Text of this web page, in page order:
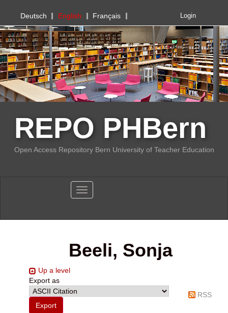
PHBern
Deutsch English Français Login
REPO PHBern
Open Access Repository Bern University of Teacher Education
Toggle navigation
Beeli, Sonja
Up a level
Export as
RSS